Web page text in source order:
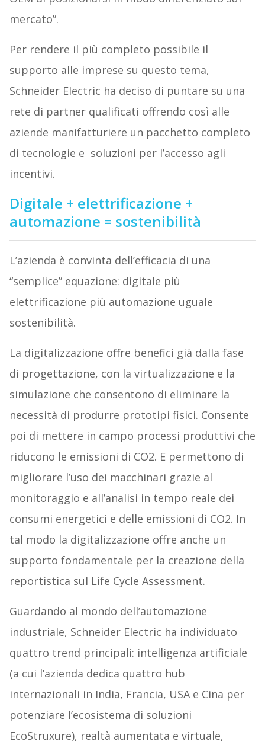
mercato”.
Per rendere il più completo possibile il
supporto alle imprese su questo tema,
Schneider Electric ha deciso di puntare su una
rete di partner qualificati offrendo così alle
aziende manifatturiere un pacchetto completo
di tecnologie e soluzioni per l’accesso agli
incentivi.
Digitale + elettrificazione +
automazione = sostenibilità
L’azienda è convinta dell’efficacia di una
“semplice” equazione: digitale più
elettrificazione più automazione uguale
sostenibilità.
La digitalizzazione offre benefici già dalla fase
di progettazione, con la virtualizzazione e la
simulazione che consentono di eliminare la
necessità di produrre prototipi fisici. Consente
poi di mettere in campo processi produttivi che
riducono le emissioni di CO2. E permettono di
migliorare l’uso dei macchinari grazie al
monitoraggio e all’analisi in tempo reale dei
consumi energetici e delle emissioni di CO2. In
tal modo la digitalizzazione offre anche un
supporto fondamentale per la creazione della
reportistica sul Life Cycle Assessment.
Guardando al mondo dell’automazione
industriale, Schneider Electric ha individuato
quattro trend principali: intelligenza artificiale
(a cui l’azienda dedica quattro hub
internazionali in India, Francia, USA e Cina per
potenziare l’ecosistema di soluzioni
EcoStruxure), realtà aumentata e virtuale,